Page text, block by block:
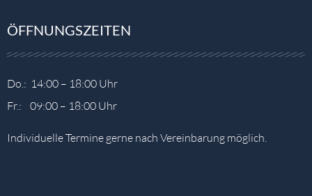
ÖFFNUNGSZEITEN
Do.: 14:00 – 18:00 Uhr
Fr.: 09:00 – 18:00 Uhr
Individuelle Termine gerne nach Vereinbarung möglich.